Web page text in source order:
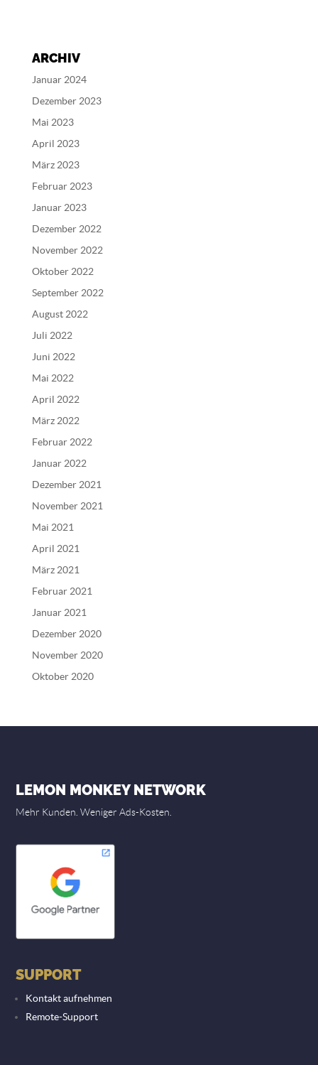
r
n
i
v
ARCHIV
Januar 2024
Dezember 2023
Mai 2023
April 2023
März 2023
Februar 2023
Januar 2023
Dezember 2022
November 2022
Oktober 2022
September 2022
August 2022
Juli 2022
Juni 2022
Mai 2022
April 2022
März 2022
Februar 2022
Januar 2022
Dezember 2021
November 2021
Mai 2021
April 2021
März 2021
Februar 2021
Januar 2021
Dezember 2020
November 2020
Oktober 2020
LEMON MONKEY NETWORK
Mehr Kunden. Weniger Ads-Kosten.
SUPPORT
Kontakt aufnehmen
Remote-Support